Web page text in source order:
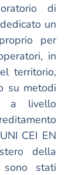
di
un
per
in
territorio,
su metodi
a livello
CEI EN
della
stati